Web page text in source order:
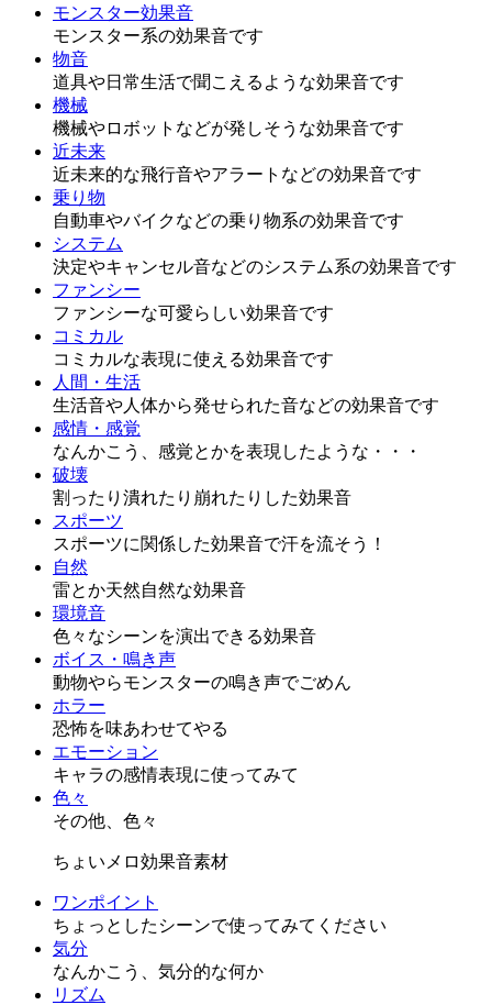
モンスター効果音
モンスター系の効果音です
物音
道具や日常生活で聞こえるような効果音です
機械
機械やロボットなどが発しそうな効果音です
近未来
近未来的な飛行音やアラートなどの効果音です
乗り物
自動車やバイクなどの乗り物系の効果音です
システム
決定やキャンセル音などのシステム系の効果音です
ファンシー
ファンシーな可愛らしい効果音です
コミカル
コミカルな表現に使える効果音です
人間・生活
生活音や人体から発せられた音などの効果音です
感情・感覚
なんかこう、感覚とかを表現したような・・・
破壊
割ったり潰れたり崩れたりした効果音
スポーツ
スポーツに関係した効果音で汗を流そう！
自然
雷とか天然自然な効果音
環境音
色々なシーンを演出できる効果音
ボイス・鳴き声
動物やらモンスターの鳴き声でごめん
ホラー
恐怖を味あわせてやる
エモーション
キャラの感情表現に使ってみて
色々
その他、色々
ちょいメロ効果音素材
ワンポイント
ちょっとしたシーンで使ってみてください
気分
なんかこう、気分的な何か
リズム